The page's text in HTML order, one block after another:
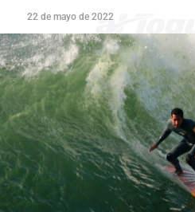
22 de mayo de 2022